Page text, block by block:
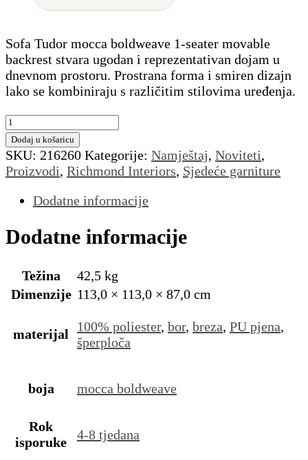
Sofa Tudor mocca boldweave 1-seater movable
backrest stvara ugodan i reprezentativan dojam u
dnevnom prostoru. Prostrana forma i smiren dizajn
lako se kombiniraju s različitim stilovima uređenja.
Sofa
Tudor
mocca
boldweave
1-
seater
backrest
količina
Dodaj u košaricu
SKU: 216260 Kategorije: Namještaj, Noviteti,
Proizvodi, Richmond Interiors, Sjedeće garniture
Dodatne informacije
Dodatne informacije
Težina
42,5 kg
Dimenzije 113,0 × 113,0 × 87,0 cm
materijal 100% poliester, bor, breza, PU pjena,
šperploča
boja mocca boldweave
Rok
isporuke
4-8 tjedana